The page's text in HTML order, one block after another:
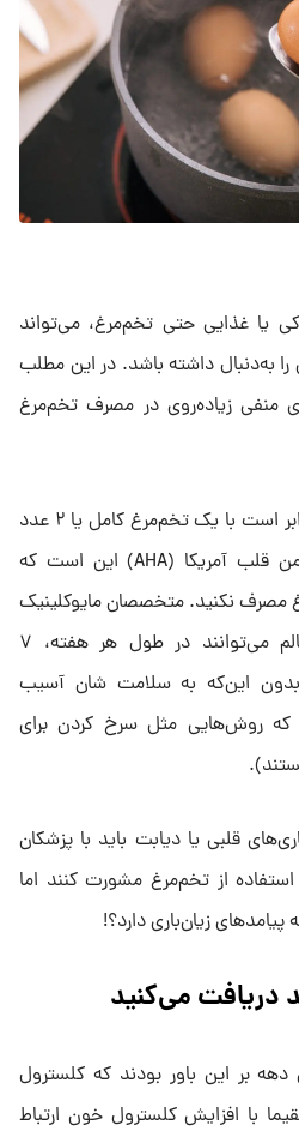
یا غذایی حتی تخم‌مرغ، می‌تواند
به‌دنبال داشته باشد. در این مطلب
منفی زیاده‌روی در مصرف تخم‌مرغ
هر وعده مصرفی از تخم‌مرغ برابر است با یک تخم‌مرغ کامل یا ۲ عدد
سفیده تخم‌مرغ. توصیه انجمن قلب آمریکا (AHA) این است که
مصرف نکنید. متخصصان مایوکلینیک
می‌گویند که بیشتر افراد سالم می‌توانند در طول هر هفته، ۷
این‌که به سلامت شان آسیب
که روش‌هایی مثل سرخ‌ کردن برای
قلبی یا دیابت باید با پزشکان
از تخم‌مرغ مشورت کنند اما
زیان‌باری دارد؟!
بر این باور بودند که کلسترول
با افزایش کلسترول خون ارتباط